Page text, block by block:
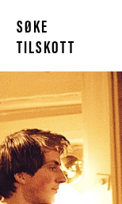
SØKE
TILSKOTT